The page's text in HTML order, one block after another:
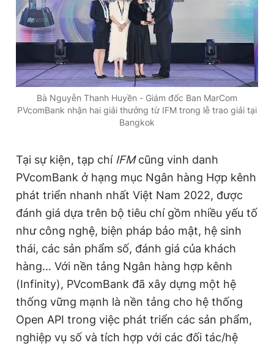
Bà Nguyễn Thanh Huyền - Giám đốc Ban MarCom
PVcomBank nhận hai giải thưởng từ IFM trong lễ trao giải tại
Bangkok
Tại sự kiện, tạp chí IFMcũng vinh danh
PVcomBank ở hạng mục Ngân hàng Hợp kênh
phát triển nhanh nhất Việt Nam 2022, được
đánh giá dựa trên bộ tiêu chí gồm nhiều yếu tố
như công nghệ, biện pháp bảo mật, hệ sinh
thái, các sản phẩm số, đánh giá của khách
hàng… Với nền tảng Ngân hàng hợp kênh
(Infinity), PVcomBank đã xây dựng một hệ
thống vững mạnh là nền tảng cho hệ thống
Open API trong việc phát triển các sản phẩm,
nghiệp vụ số và tích hợp với các đối tác/hệ